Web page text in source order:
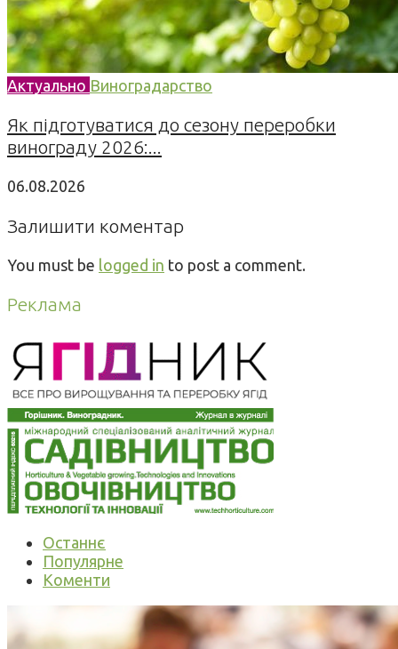
Актуально Виноградарство
Як підготуватися до сезону переробки
винограду 2026:...
06.08.2026
Залишити коментар
You must be logged in to post a comment.
Реклама
Останнє
Популярне
Коменти